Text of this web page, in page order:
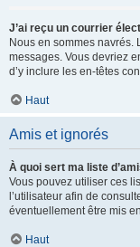
J’ai reçu un courrier
Nous en sommes
messages. Vous devriez
d’y inclure les en-têtes
Haut
Amis et ignorés
À quoi sert ma liste
Vous pouvez utiliser ces
l’utilisateur afin de
éventuellement être mis
Haut